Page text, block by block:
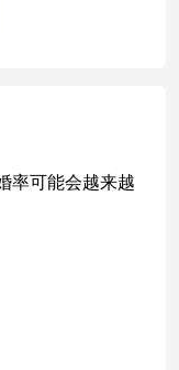
率可能会越来越